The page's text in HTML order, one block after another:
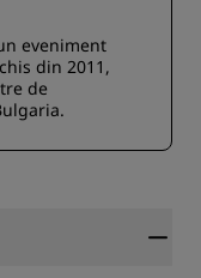
eveniment
din 2011,
de